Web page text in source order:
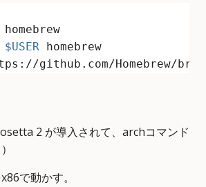
$USER
github.com/Homebrew/
2 が導入されて、archコマンド
で動かす。